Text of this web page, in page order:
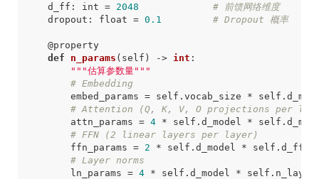
d_ff : int = 2048
# 前馈网络维度
dropout : float = 0.1 # Dropout 概率
@property
def
n_params ( self ) -> int :
"""估算参数量"""
# Embedding
embed_params = self . vocab_size * self .
# Attention (Q, K, V, O projections per
attn_params = 4 * self . d_model * self .
# FFN (2 linear layers per layer)
ffn_params = 2 * self . d_model * self . d_ff
# Layer norms
ln_params = 4 * self . d_model * self .